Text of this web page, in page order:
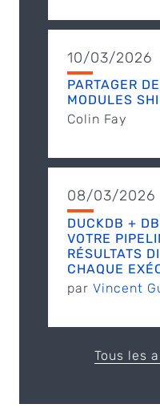
10/03/2026
PARTAGER
MODULES
Colin Fay
08/03/2026
DUCKDB +
VOTRE
RÉSULTATS
CHAQUE
par Vincent
Tous les